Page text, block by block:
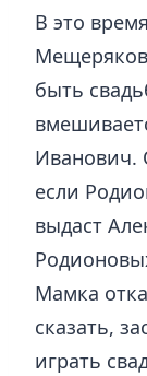
В это
быть
Иванович.
если
выдаст
Мамка
сказать,
играть